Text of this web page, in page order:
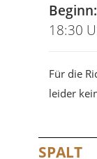
Beginn:
18:30
Für die
leider
SPALT